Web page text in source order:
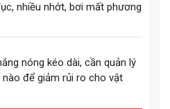
nhiều nhớt, bơi mất phương
nóng kéo dài, cần quản lý
để giảm rủi ro cho vật